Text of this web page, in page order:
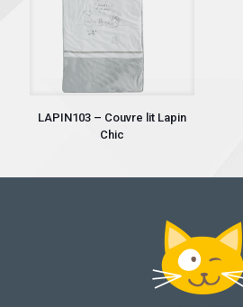
LAPIN103 – Couvre lit Lapin
Chic